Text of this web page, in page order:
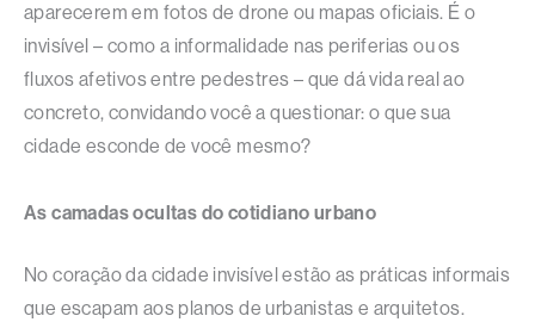
aparecerem em fotos de drone ou mapas oficiais. É o
invisível – como a informalidade nas periferias ou os
fluxos afetivos entre pedestres – que dá vida real ao
concreto, convidando você a questionar: o que sua
cidade esconde de você mesmo?​
As camadas ocultas do cotidiano urbano
No coração da cidade invisível estão as práticas informais
que escapam aos planos de urbanistas e arquitetos.